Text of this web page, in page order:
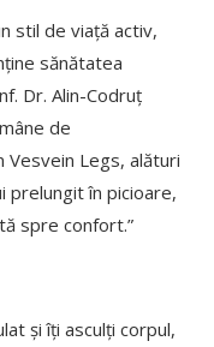
stil de viață activ,
sănătatea
Dr. Alin-Codruț
de
Vesvein Legs, alături
prelungit în picioare,
spre confort.”
și îți asculți corpul,